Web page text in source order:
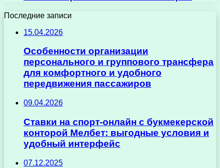
Последние записи
15.04.2026
Особенности организации
персонального и группового трансфера
для комфортного и удобного
передвижения пассажиров
09.04.2026
Ставки на спорт-онлайн с букмекерской
конторой Мелбет: выгодные условия и
удобный интерфейс
07.12.2025